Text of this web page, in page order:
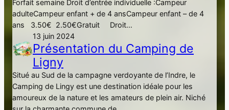
Forfait semaine Droit d’entrée individuelle :Campeur
adulteCampeur enfant + de 4 ansCampeur enfant – de 4
ans 3.50€ 2.50€Gratuit Droit…
13 juin 2024
Présentation du Camping de
Ligny
Situé au Sud de la campagne verdoyante de l’Indre, le
Camping de Lingy est une destination idéale pour les
amoureux de la nature et les amateurs de plein air. Niché